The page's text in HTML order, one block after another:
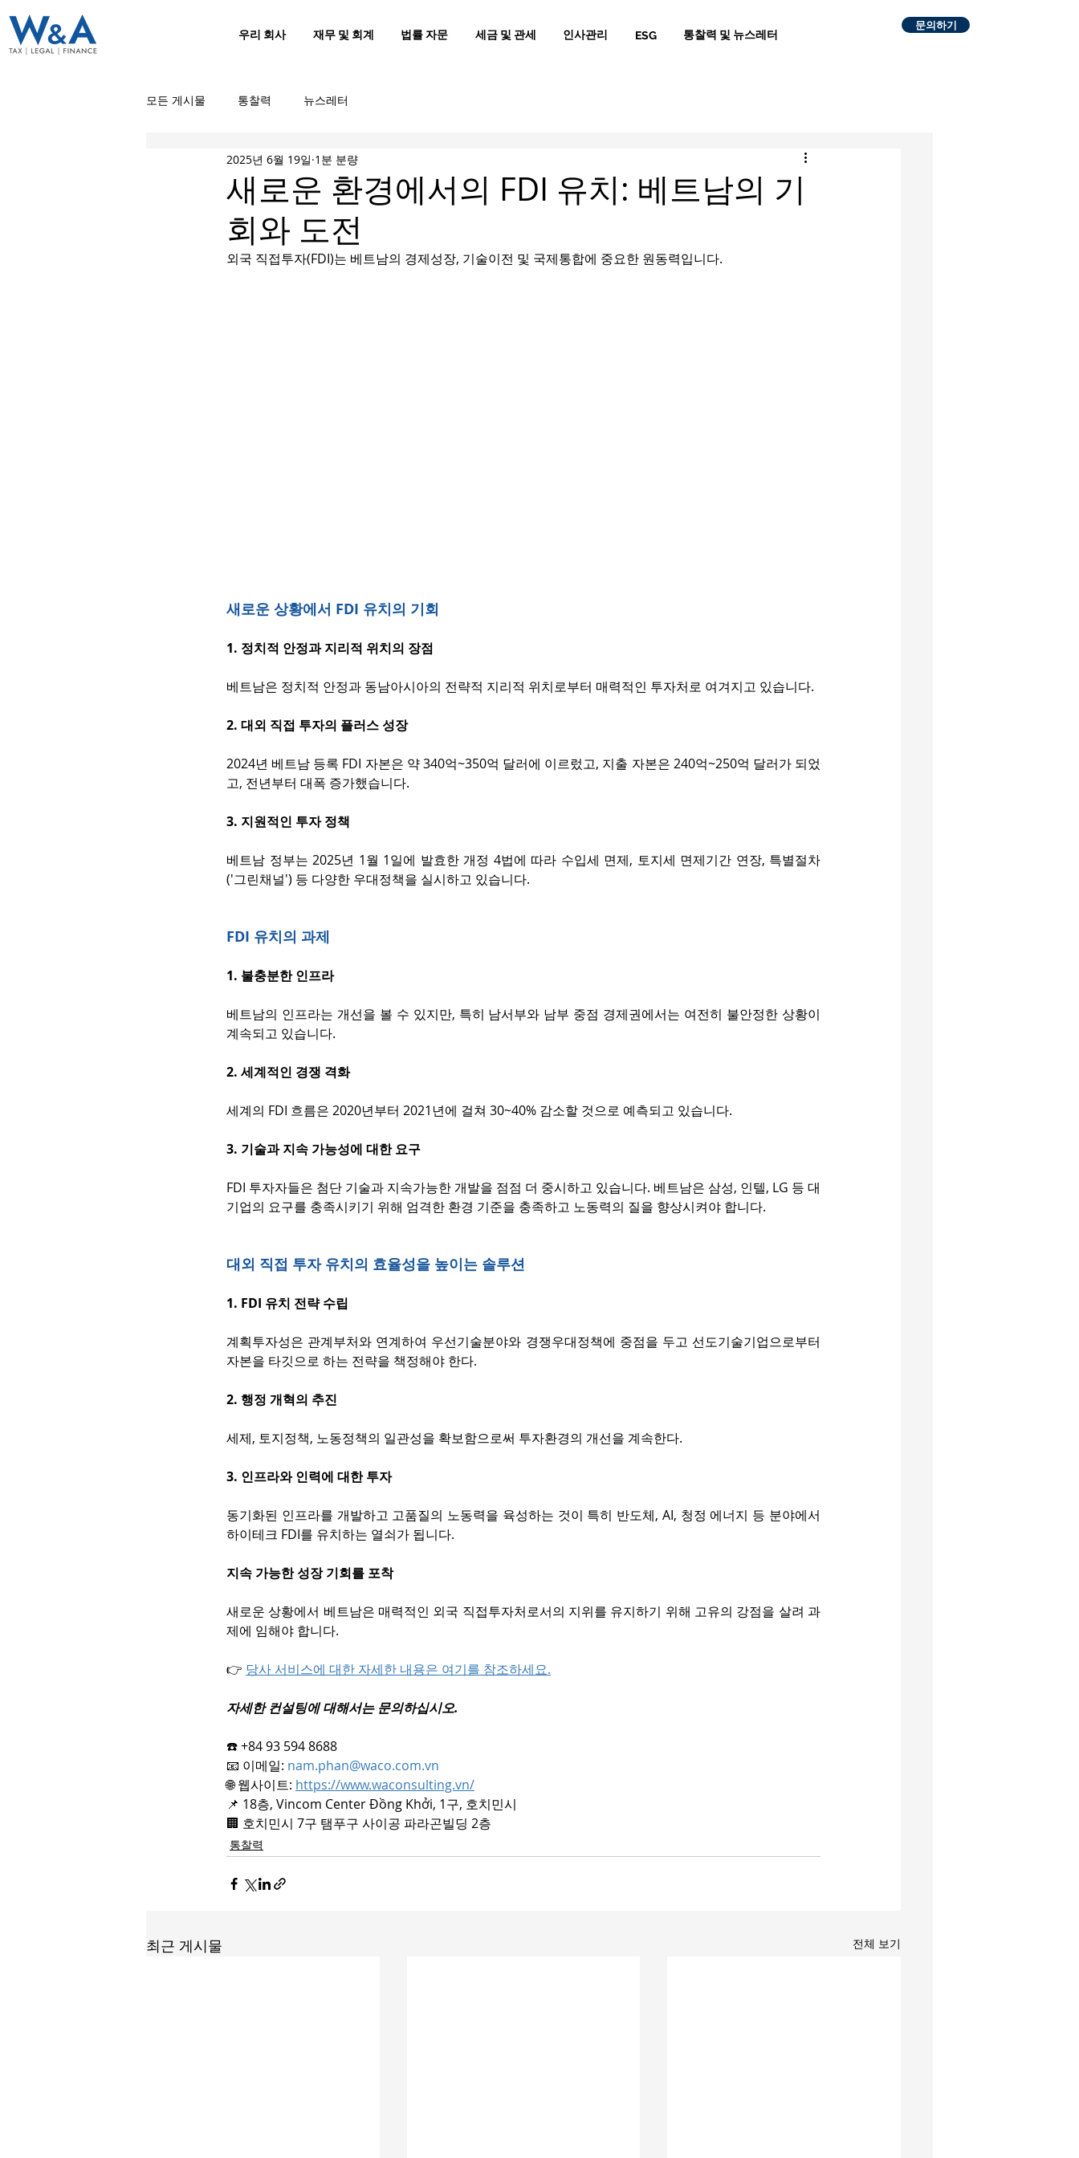
우리 회사 재무 및 회계 법률 자문 세금 및 관세 인사관리 ESG 통찰력 및 뉴스레터
문의하기
모든 게시물 통찰력 뉴스레터
새로운 환경에서의 FDI 유치: 베트남의 기
회와 도전
2025년 6월 19일 1분 분량
외국 직접투자(FDI)는 베트남의 경제성장, 기술이전 및 국제통합에 중요한 원동력입니다.
새로운 상황에서 FDI 유치의 기회
1. 정치적 안정과 지리적 위치의 장점
베트남은 정치적 안정과 동남아시아의 전략적 지리적 위치로부터 매력적인 투자처로 여겨지고 있습니다.
2. 대외 직접 투자의 플러스 성장
2024년 베트남 등록 FDI 자본은 약 340억~350억 달러에 이르렀고, 지출 자본은 240억~250억 달러가 되었
고, 전년부터 대폭 증가했습니다.
3. 지원적인 투자 정책
베트남 정부는 2025년 1월 1일에 발효한 개정 4법에 따라 수입세 면제, 토지세 면제기간 연장, 특별절차
('그린채널') 등 다양한 우대정책을 실시하고 있습니다.
FDI 유치의 과제
1. 불충분한 인프라
베트남의 인프라는 개선을 볼 수 있지만, 특히 남서부와 남부 중점 경제권에서는 여전히 불안정한 상황이
계속되고 있습니다.
2. 세계적인 경쟁 격화
세계의 FDI 흐름은 2020년부터 2021년에 걸쳐 30~40% 감소할 것으로 예측되고 있습니다.
3. 기술과 지속 가능성에 대한 요구
FDI 투자자들은 첨단 기술과 지속가능한 개발을 점점 더 중시하고 있습니다. 베트남은 삼성, 인텔, LG 등 대
기업의 요구를 충족시키기 위해 엄격한 환경 기준을 충족하고 노동력의 질을 향상시켜야 합니다.
대외 직접 투자 유치의 효율성을 높이는 솔루션
1. FDI 유치 전략 수립
계획투자성은 관계부처와 연계하여 우선기술분야와 경쟁우대정책에 중점을 두고 선도기술기업으로부터
자본을 타깃으로 하는 전략을 책정해야 한다.
2. 행정 개혁의 추진
세제, 토지정책, 노동정책의 일관성을 확보함으로써 투자환경의 개선을 계속한다.
3. 인프라와 인력에 대한 투자
동기화된 인프라를 개발하고 고품질의 노동력을 육성하는 것이 특히 반도체, AI, 청정 에너지 등 분야에서
하이테크 FDI를 유치하는 열쇠가 됩니다.
지속 가능한 성장 기회를 포착
새로운 상황에서 베트남은 매력적인 외국 직접투자처로서의 지위를 유지하기 위해 고유의 강점을 살려 과
제에 임해야 합니다.
👉 당사 서비스에 대한 자세한 내용은 여기를 참조하세요.
자세한 컨설팅에 대해서는 문의하십시오.
☎️ +84 93 594 8688
📧 이메일: nam.phan@waco.com.vn
🌐 웹사이트: https://www.waconsulting.vn/
📌 18층, Vincom Center Đồng Khởi, 1구, 호치민시
🏢 호치민시 7구 탬푸구 사이공 파라곤빌딩 2층
통찰력
최근 게시물 전체 보기